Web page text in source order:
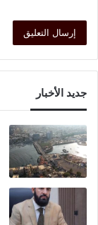
جديد الأخبار